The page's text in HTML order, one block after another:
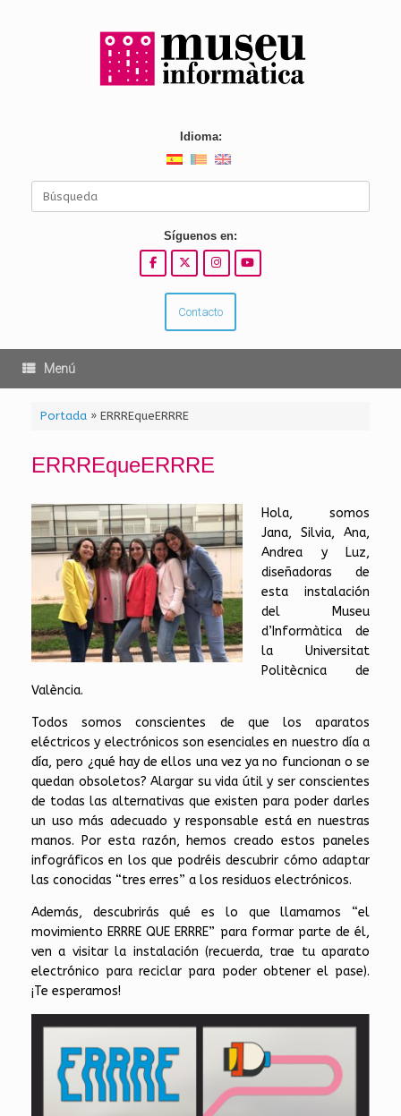
Idioma:
Buscar:
Síguenos en:
Contacto
Menú
Portada» ERRREqueERRRE
ERRREqueERRRE
Hola, somos
Jana, Silvia, Ana,
Andrea y Luz,
diseñadoras de
esta instalación
del Museu
d’Informàtica de
la Universitat
Politècnica de
València.
Todos somos conscientes de que los aparatos
eléctricos y electrónicos son esenciales en nuestro día a
día, pero ¿qué hay de ellos una vez ya no funcionan o se
quedan obsoletos? Alargar su vida útil y ser conscientes
de todas las alternativas que existen para poder darles
un uso más adecuado y responsable está en nuestras
manos. Por esta razón, hemos creado estos paneles
infográficos en los que podréis descubrir cómo adaptar
las conocidas “tres erres” a los residuos electrónicos.
Además, descubrirás qué es lo que llamamos “el
movimiento ERRRE QUE ERRRE” para formar parte de él,
ven a visitar la instalación (recuerda, trae tu aparato
electrónico para reciclar para poder obtener el pase).
¡Te esperamos!